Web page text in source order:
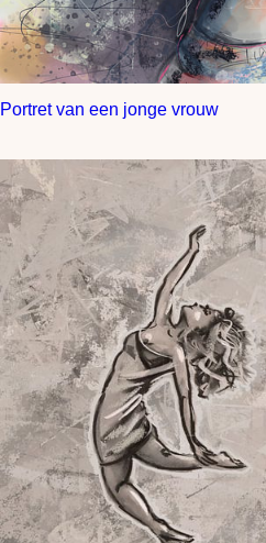
Portret van een jonge vrouw